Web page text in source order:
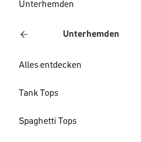
Unterhemden
Unterhemden
Alles entdecken
Tank Tops
Spaghetti Tops